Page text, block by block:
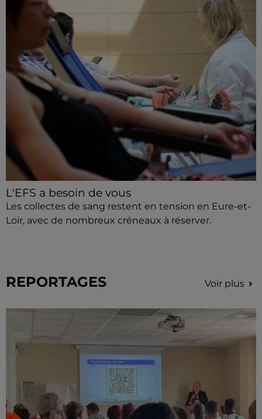
L'EFS a besoin de vous
Les collectes de sang restent en tension en Eure-et-
Loir, avec de nombreux créneaux à réserver.
REPORTAGES Voir plus